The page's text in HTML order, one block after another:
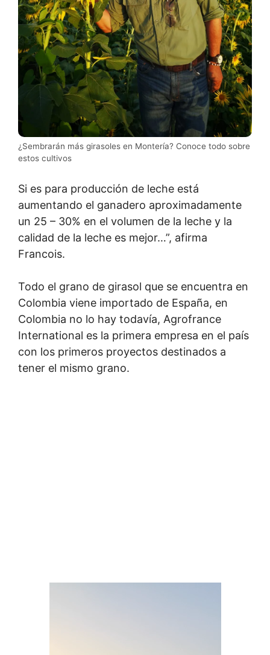
¿Sembrarán más girasoles en Montería? Conoce todo sobre
estos cultivos
Si es para producción de leche está
aumentando el ganadero aproximadamente
un 25 – 30% en el volumen de la leche y la
calidad de la leche es mejor…”, afirma
Francois.
Todo el grano de girasol que se encuentra en
Colombia viene importado de España, en
Colombia no lo hay todavía, Agrofrance
International es la primera empresa en el país
con los primeros proyectos destinados a
tener el mismo grano.